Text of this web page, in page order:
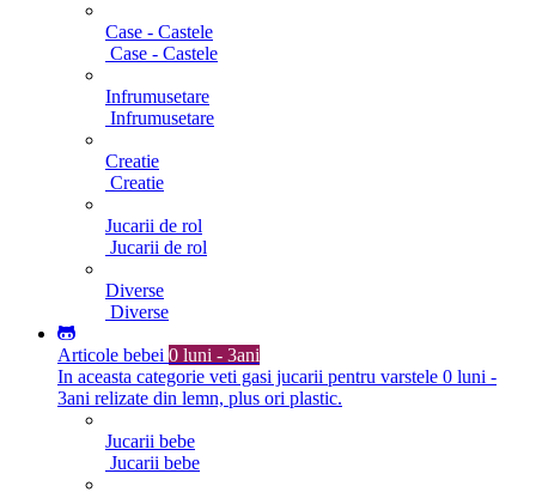
Case - Castele
Case - Castele
Infrumusetare
Infrumusetare
Creatie
Creatie
Jucarii de rol
Jucarii de rol
Diverse
Diverse
Articole bebei 0 luni - 3ani
In aceasta categorie veti gasi jucarii pentru varstele 0 luni -
3ani relizate din lemn, plus ori plastic.
Jucarii bebe
Jucarii bebe